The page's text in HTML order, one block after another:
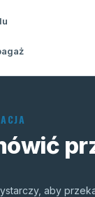
aby